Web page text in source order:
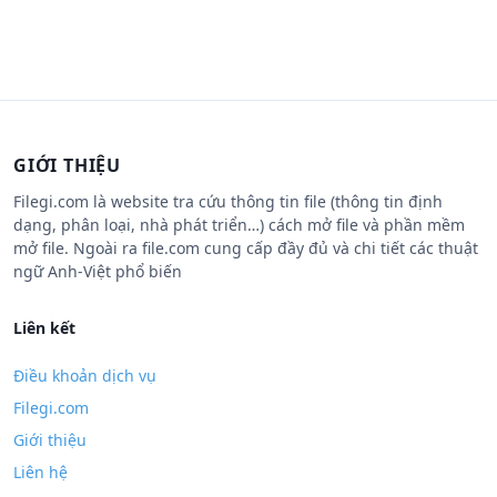
GIỚI THIỆU
Filegi.com là website tra cứu thông tin file (thông tin định
dạng, phân loại, nhà phát triển…) cách mở file và phần mềm
mở file. Ngoài ra file.com cung cấp đầy đủ và chi tiết các thuật
ngữ Anh-Việt phổ biến
Liên kết
Điều khoản dịch vụ
Filegi.com
Giới thiệu
Liên hệ